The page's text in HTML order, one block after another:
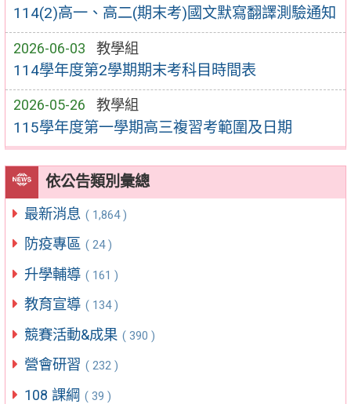
114(2)高一、高二(期末考)國文默寫翻譯測驗通知
2026-06-03 教學組
114學年度第2學期期末考科目時間表
2026-05-26 教學組
115學年度第一學期高三複習考範圍及日期
依公告類別彙總
最新消息 ( 1,864 )
防疫專區 ( 24 )
升學輔導 ( 161 )
教育宣導 ( 134 )
競賽活動&成果 ( 390 )
營會研習 ( 232 )
108 課綱 ( 39 )